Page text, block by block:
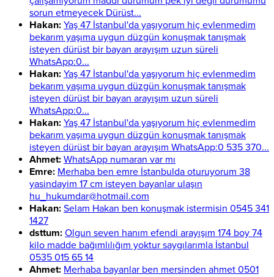
sorun etmeyecek Dürüst...
Hakan: Yaş 47 İstanbul'da yaşıyorum hiç evlenmedim
bekarım yaşıma uygun düzgün konuşmak tanışmak
isteyen dürüst bir bayan arayışım uzun süreli
WhatsApp:0...
Hakan: Yaş 47 İstanbul'da yaşıyorum hiç evlenmedim
bekarım yaşıma uygun düzgün konuşmak tanışmak
isteyen dürüst bir bayan arayışım uzun süreli
WhatsApp:0...
Hakan: Yaş 47 İstanbul'da yaşıyorum hiç evlenmedim
bekarım yaşıma uygun düzgün konuşmak tanışmak
isteyen dürüst bir bayan arayışım WhatsApp:0 535 370...
Ahmet: WhatsApp numaran var mı
Emre: Merhaba ben emre İstanbulda oturuyorum 38
yasindayim 17 cm isteyen bayanlar ulaşın
hu_hukumdar@hotmail.com
Hakan: Selam Hakan ben konuşmak istermisin 0545 341
1427
dsttum: Olgun seven hanım efendi arayışım 174 boy 74
kilo madde bağımlılığım yoktur saygılarımla İstanbul
0535 015 65 14
Ahmet: Merhaba bayanlar ben mersinden ahmet 0501